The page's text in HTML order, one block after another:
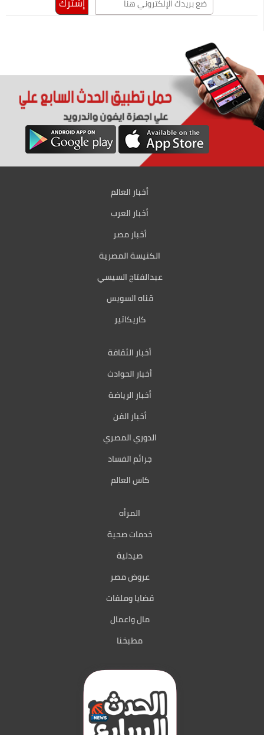
أخبار العالم
أخبار العرب
أخبار مصر
الكنيسة المصرية
عبدالفتاح السيسي
قناه السويس
كاريكاتير
أخبار الثقافة
أخبار الحوادث
أخبار الرياضة
أخبار الفن
الدوري المصري
جرائم الفساد
كاس العالم
المرأه
خدمات صحية
صيدلية
عروض مصر
قضايا وملفات
مال واعمال
مطبخنا